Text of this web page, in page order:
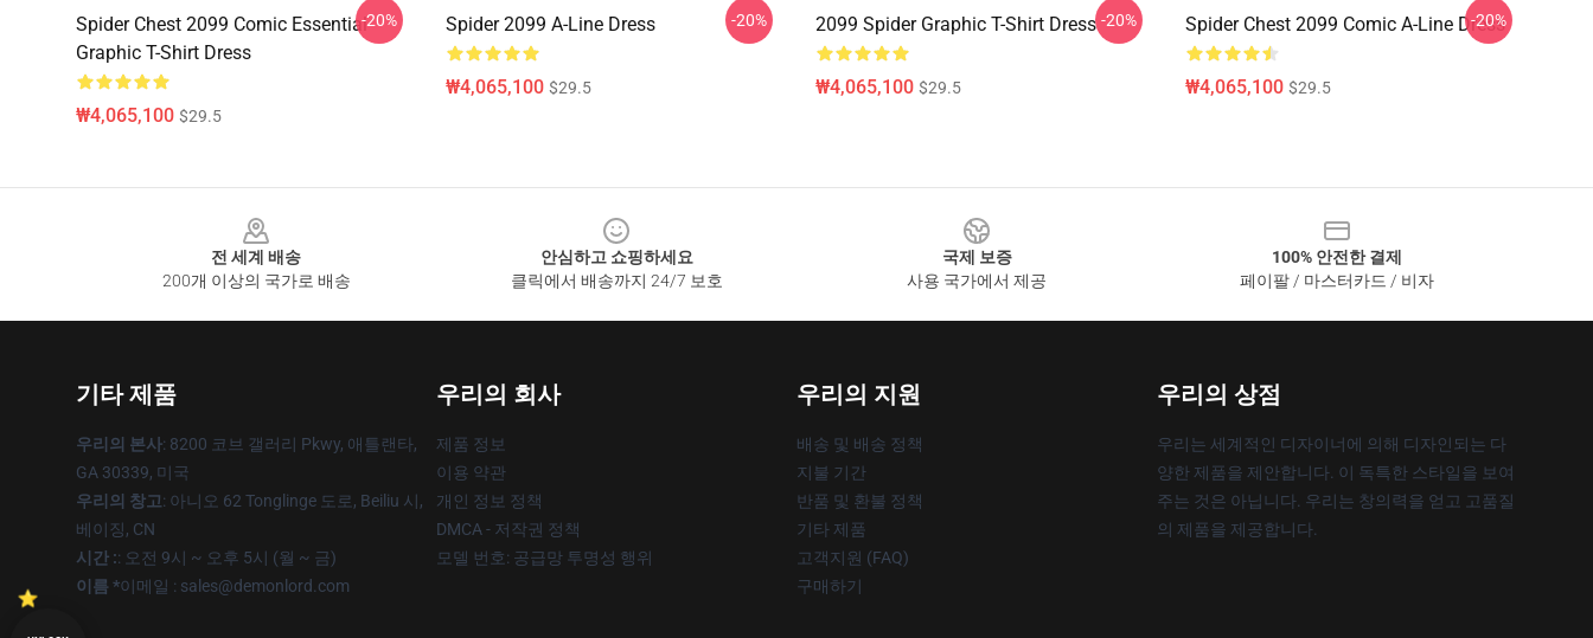
Spider Chest 2099 Comic Essential
Graphic T-Shirt Dress
₩4,065,100 $29.5
-20% Spider 2099 A-Line Dress
₩4,065,100 $29.5
-20% 2099 Spider Graphic T-Shirt Dress
₩4,065,100 $29.5
-20% Spider Chest 2099 Comic A-Line Dress
₩4,065,100 $29.5
-20%
전 세계 배송
200개 이상의 국가로 배송
안심하고 쇼핑하세요
클릭에서 배송까지 24/7 보호
국제 보증
사용 국가에서 제공
100% 안전한 결제
페이팔 / 마스터카드 / 비자
기타 제품
우리의 본사: 8200 코브 갤러리 Pkwy, 애틀랜타,
GA 30339, 미국
우리의 창고: 아니오 62 Tonglinge 도로, Beiliu 시,
베이징, CN
시간 :: 오전 9시 ~ 오후 5시 (월 ~ 금)
이름 *이메일 : sales@demonlord.com
우리의 회사
제품 정보
이용 약관
개인 정보 정책
DMCA - 저작권 정책
모델 번호: 공급망 투명성 행위
우리의 지원
배송 및 배송 정책
지불 기간
반품 및 환불 정책
기타 제품
고객지원 (FAQ)
구매하기
우리의 상점
우리는 세계적인 디자이너에 의해 디자인되는 다
양한 제품을 제안합니다. 이 독특한 스타일을 보여
주는 것은 아닙니다. 우리는 창의력을 얻고 고품질
의 제품을 제공합니다.